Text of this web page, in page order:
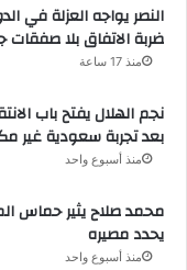
النصر يواجه العزلة في
ضربة الاتفاق بلا صفقات
منذ 17 ساعة
نجم الهلال يفتح باب
بعد تجربة سعودية غير
منذ أسبوع واحد
محمد صلاح يثير حماس
يحدد مصيره
منذ أسبوع واحد